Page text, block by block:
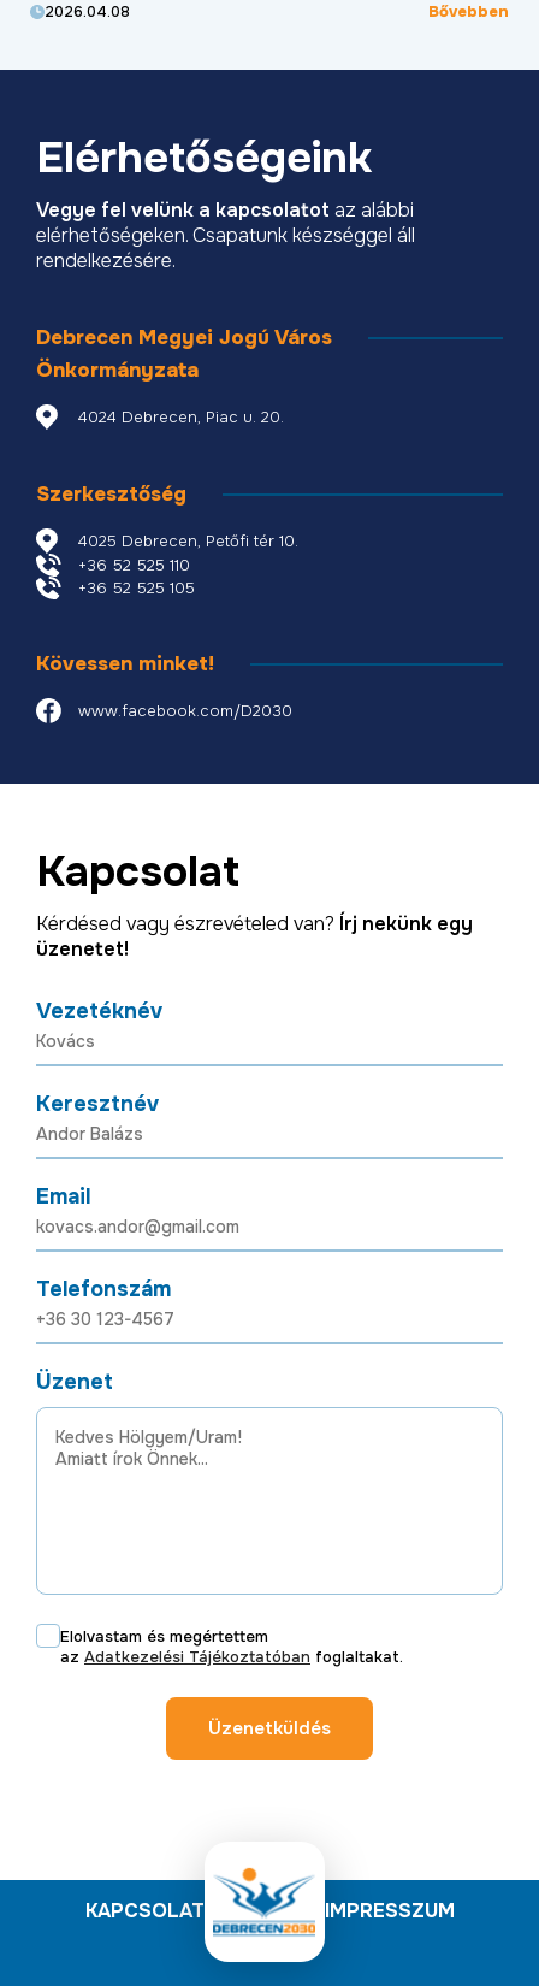
Elérhetőségeink
Vegye fel velünk a kapcsolatot az alábbi
elérhetőségeken. Csapatunk készséggel áll
rendelkezésére.
Debrecen Megyei Jogú Város
Önkormányzata
4024 Debrecen, Piac u. 20.
Szerkesztőség
4025 Debrecen, Petőfi tér 10.
+36 52 525 110
+36 52 525 105
Kövessen minket!
www.facebook.com/D2030
Kapcsolat
Kérdésed vagy észrevételed van? Írj nekünk egy
üzenetet!
Vezetéknév
Keresztnév
Email
Telefonszám
Üzenet
Elolvastam és megértettem
az Adatkezelési Tájékoztatóban foglaltakat.
Üzenetküldés
KAPCSOLAT IMPRESSZUM